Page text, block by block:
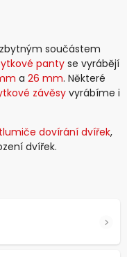
součástem
pantyse vyrábějí
a 26 mm. Některé
závěsy vyrábíme i
tlumiče dovírání dvířek,
dvířek.